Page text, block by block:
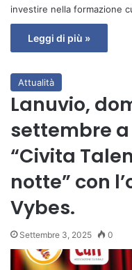
investire nella formazione
Leggi di più »
Attualità
Lanuvio,
settembre a
“Civita
notte” con
Vybes.
Settembre 3, 2025 0